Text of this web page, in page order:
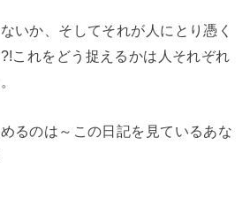
いか、そしてそれが人にとり憑く
?!これをどう捉えるかは人それぞれ
るのは～この日記を見ているあな